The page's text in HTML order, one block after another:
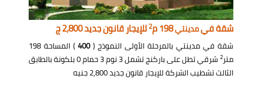
شقة فيمدينتي198 م 2للإيجار قانون جديد 2,800 ج
شقة في مدينتي بالمرحلة الأولى النموذج (400
) المساحة 198
متر2
شرقي تطل على باركنج تشمل 3 نوم 3 حمام 0 بلكونة بالطابق
الثالث تشطيب الشركة للإيجار قانون جديد 2,800 جنيه